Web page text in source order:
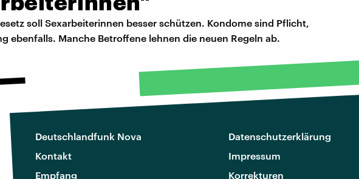
soll Sexarbeiterinnen besser schützen. Kondome sind Pflicht,
ebenfalls. Manche Betroffene lehnen die neuen Regeln ab.
Deutschlandfunk Nova
Kontakt
Empfang
Datenschutzerklärung
Impressum
Korrekturen